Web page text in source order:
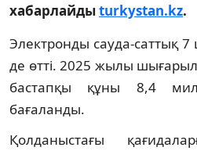
хабарлайдыturkystan.kz.
Электронды сауда-саттық 7
де өтті. 2025 жылы
бастапқы құны 8,4
бағаланды.
Қолданыстағы